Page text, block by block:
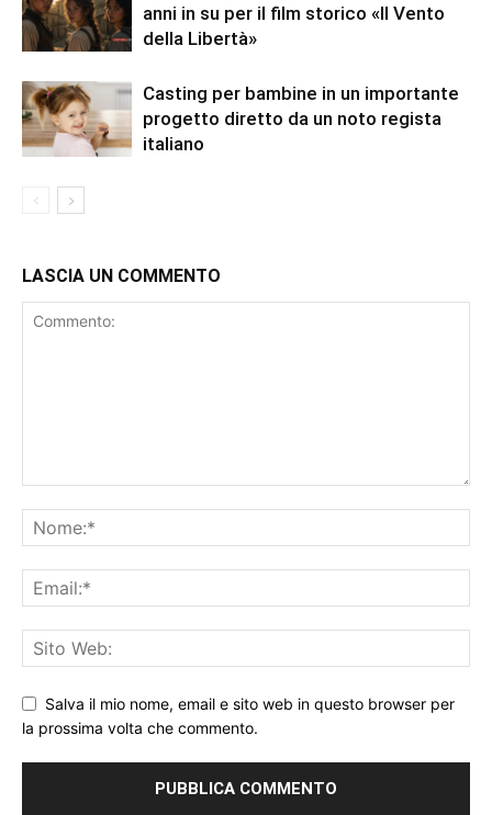
anni in su per il film storico «Il Vento
della Libertà»
Casting per bambine in un importante
progetto diretto da un noto regista
italiano
LASCIA UN COMMENTO
Salva il mio nome, email e sito web in questo browser per
la prossima volta che commento.